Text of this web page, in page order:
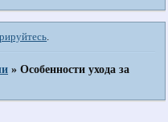
»Особенности ухода за